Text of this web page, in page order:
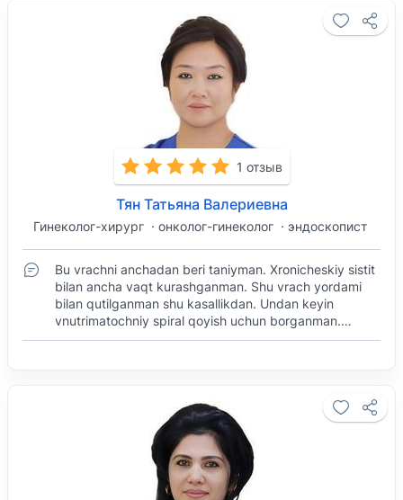
1 отзыв
Тян Татьяна Валериевна
Гинеколог-хирург онколог-гинеколог эндоскопист
Bu vrachni anchadan beri taniyman. Xronicheskiy sistit
bilan ancha vaqt kurashganman. Shu vrach yordami
bilan qutilganman shu kasallikdan. Undan keyin
vnutrimatochniy spiral qoyish uchun borganman.…